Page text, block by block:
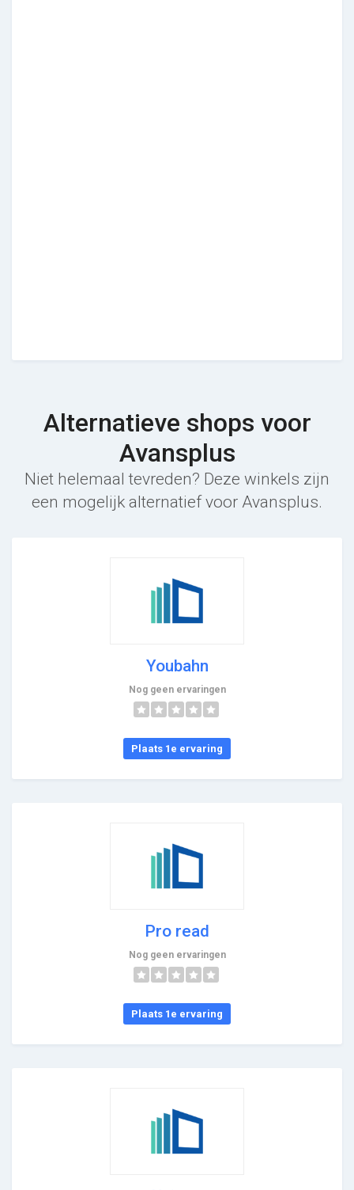
Alternatieve shops voor
Avansplus
Niet helemaal tevreden? Deze winkels zijn
een mogelijk alternatief voor Avansplus.
Youbahn
Nog geen ervaringen
Plaats 1e ervaring
Pro read
Nog geen ervaringen
Plaats 1e ervaring